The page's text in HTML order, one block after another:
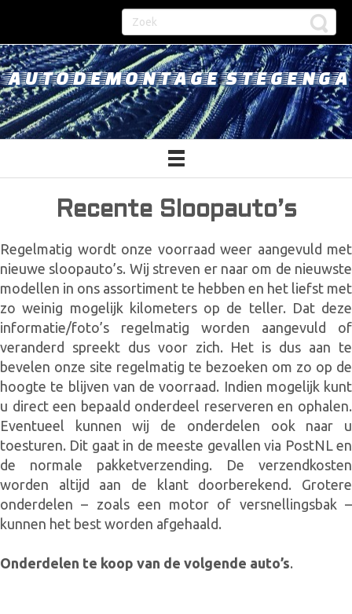
AUTODEMONTAGE STEGENGA
Recente Sloopauto’s
Regelmatig wordt onze voorraad weer aangevuld met
nieuwe sloopauto’s. Wij streven er naar om de nieuwste
modellen in ons assortiment te hebben en het liefst met
zo weinig mogelijk kilometers op de teller. Dat deze
informatie/foto’s regelmatig worden aangevuld of
veranderd spreekt dus voor zich. Het is dus aan te
bevelen onze site regelmatig te bezoeken om zo op de
hoogte te blijven van de voorraad. Indien mogelijk kunt
u direct een bepaald onderdeel reserveren en ophalen.
Eventueel kunnen wij de onderdelen ook naar u
toesturen. Dit gaat in de meeste gevallen via PostNL en
de normale pakketverzending. De verzendkosten
worden altijd aan de klant doorberekend. Grotere
onderdelen – zoals een motor of versnellingsbak –
kunnen het best worden afgehaald.
Onderdelen te koop van de volgende auto’s.